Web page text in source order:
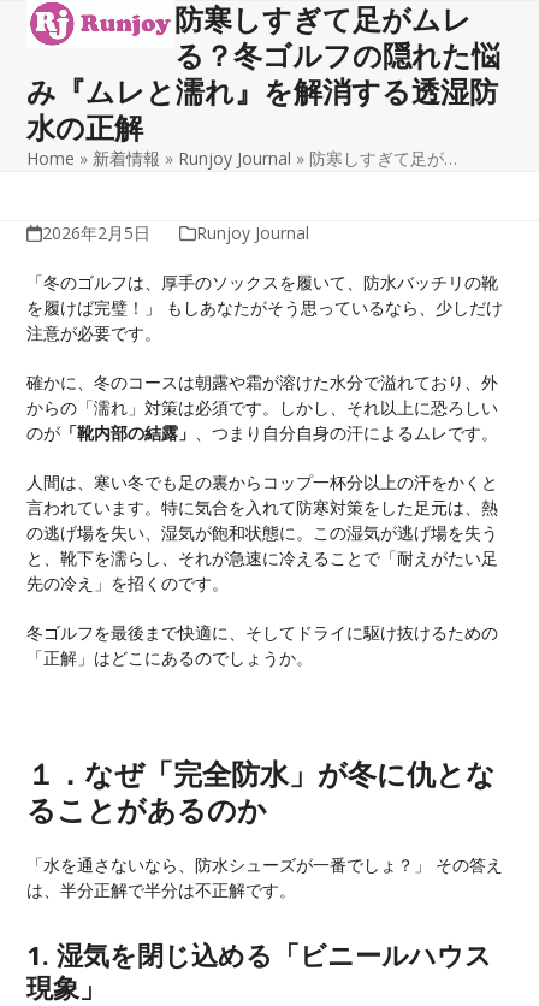
Open
mobile
menu
Close
mobile
menu
防寒しすぎて足がムレ
る？冬ゴルフの隠れた悩
み『ムレと濡れ』を解消する透湿防
水の正解
Home » 新着情報 » Runjoy Journal » 防寒しすぎて足が…
2026年2月5日 Runjoy Journal
「冬のゴルフは、厚手のソックスを履いて、防水バッチリの靴
を履けば完璧！」 もしあなたがそう思っているなら、少しだけ
注意が必要です。
確かに、冬のコースは朝露や霜が溶けた水分で溢れており、外
からの「濡れ」対策は必須です。しかし、それ以上に恐ろしい
のが 「靴内部の結露」 、つまり自分自身の汗によるムレです。
人間は、寒い冬でも足の裏からコップ一杯分以上の汗をかくと
言われています。特に気合を入れて防寒対策をした足元は、熱
の逃げ場を失い、湿気が飽和状態に。この湿気が逃げ場を失う
と、靴下を濡らし、それが急速に冷えることで「耐えがたい足
先の冷え」を招くのです。
冬ゴルフを最後まで快適に、そしてドライに駆け抜けるための
「正解」はどこにあるのでしょうか。
１．なぜ「完全防水」が冬に仇とな
ることがあるのか
「水を通さないなら、防水シューズが一番でしょ？」 その答え
は、半分正解で半分は不正解です。
1. 湿気を閉じ込める「ビニールハウス
現象」